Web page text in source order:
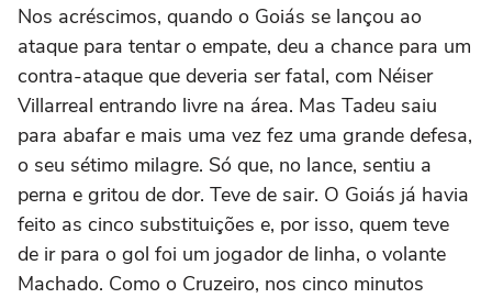
Nos acréscimos, quando o Goiás se lançou ao
ataque para tentar o empate, deu a chance para um
contra-ataque que deveria ser fatal, com Néiser
Villarreal entrando livre na área. Mas Tadeu saiu
para abafar e mais uma vez fez uma grande defesa,
o seu sétimo milagre. Só que, no lance, sentiu a
perna e gritou de dor. Teve de sair. O Goiás já havia
feito as cinco substituições e, por isso, quem teve
de ir para o gol foi um jogador de linha, o volante
Machado. Como o Cruzeiro, nos cinco minutos